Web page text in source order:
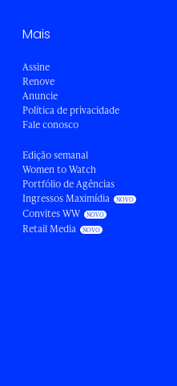
Mais
Assine
Renove
Anuncie
Política de privacidade
Fale conosco
Edição semanal
Women to Watch
Portfólio de Agências
Ingressos Maximídia
Convites WW
Retail Media